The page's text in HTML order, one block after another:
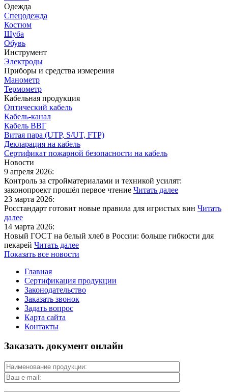
Одежда
Спецодежда
Костюм
Шуба
Обувь
Инструмент
Электроды
Приборы и средства измерения
Манометр
Термометр
Кабельная продукция
Оптический кабель
Кабель-канал
Кабель ВВГ
Витая пара (UTP, S/UT, FTP)
Декларация на кабель
Сертификат пожарной безопасности на кабель
Новости
9 апреля 2026:
Контроль за стройматериалами и техникой усилят:
законопроект прошёл первое чтение Читать далее
23 марта 2026:
Росстандарт готовит новые правила для игристых вин Читать
далее
14 марта 2026:
Новый ГОСТ на белый хлеб в России: больше гибкости для
пекарей Читать далее
Показать все новости
Главная
Сертификация продукции
Законодательство
Заказать звонок
Задать вопрос
Карта сайта
Контакты
Заказать документ онлайн